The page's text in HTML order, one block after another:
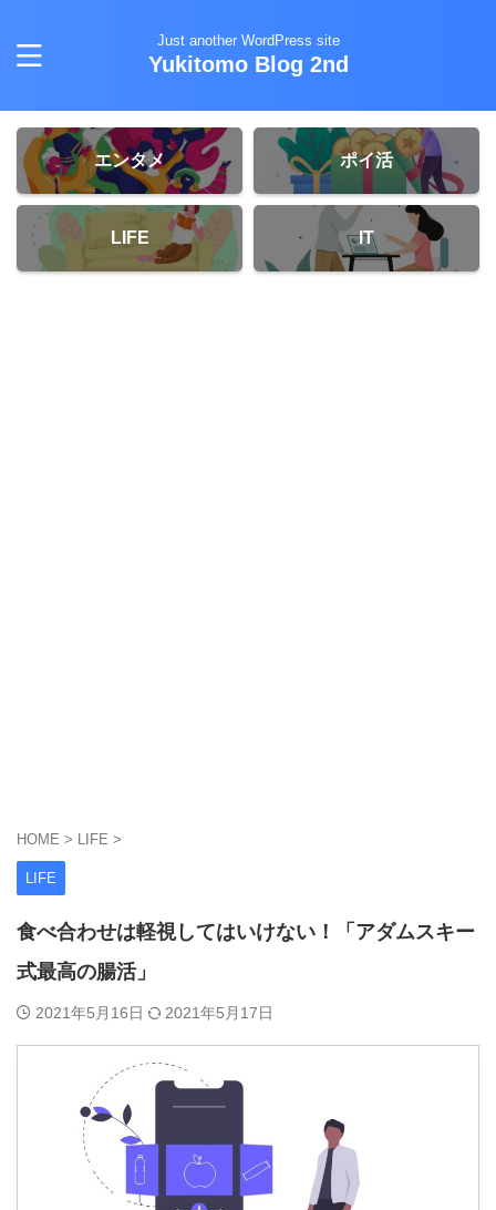
Just another WordPress site
Yukitomo Blog 2nd
エンタメ ポイ活
LIFE IT
HOME > LIFE >
LIFE
食べ合わせは軽視してはいけない！「アダムスキー
式最高の腸活」
2021年5月16日 2021年5月17日